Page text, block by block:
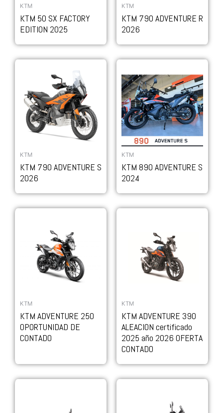
KTM
KTM 50 SX FACTORY
EDITION 2025
KTM
KTM 790 ADVENTURE R
2026
KTM
KTM 790 ADVENTURE S
2026
KTM
KTM 890 ADVENTURE S
2024
KTM
KTM ADVENTURE 250
OPORTUNIDAD DE
CONTADO
KTM
KTM ADVENTURE 390
ALEACION certificado
2025 año 2026 OFERTA
CONTADO